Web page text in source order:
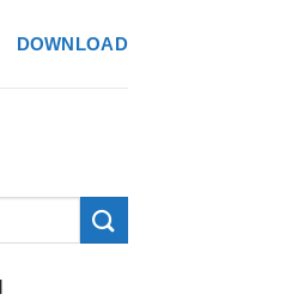
DOWNLOAD